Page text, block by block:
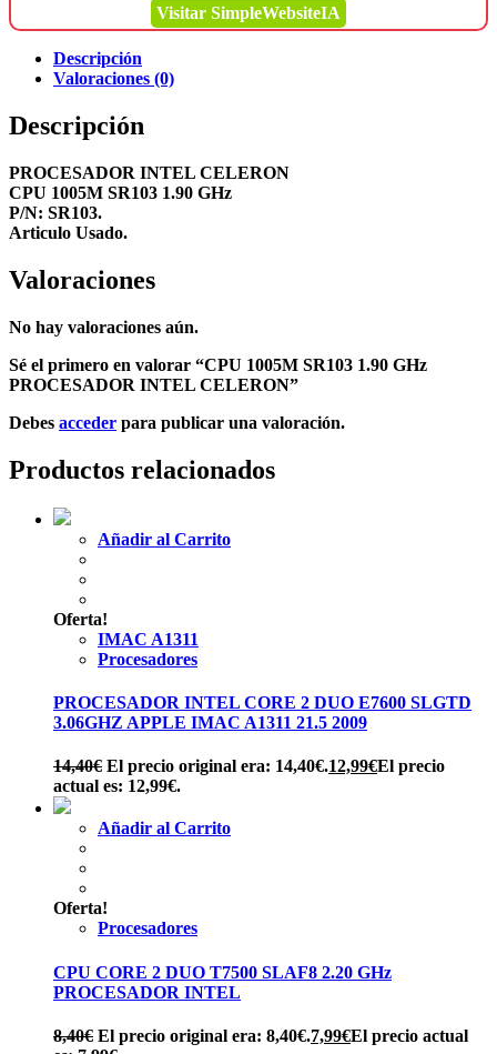
Visitar SimpleWebsiteIA
Descripción
Valoraciones (0)
Descripción
PROCESADOR INTEL CELERON
CPU 1005M SR103 1.90 GHz
P/N: SR103.
Articulo Usado.
Valoraciones
No hay valoraciones aún.
Sé el primero en valorar “CPU 1005M SR103 1.90 GHz
PROCESADOR INTEL CELERON”
Debes acceder para publicar una valoración.
Productos relacionados
Añadir al Carrito
Oferta!
IMAC A1311
Procesadores
PROCESADOR INTEL CORE 2 DUO E7600 SLGTD
3.06GHZ APPLE IMAC A1311 21.5 2009
14,40€ El precio original era: 14,40€.12,99€El precio
actual es: 12,99€.
Añadir al Carrito
Oferta!
Procesadores
CPU CORE 2 DUO T7500 SLAF8 2.20 GHz
PROCESADOR INTEL
8,40€ El precio original era: 8,40€.7,99€El precio actual